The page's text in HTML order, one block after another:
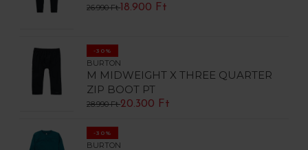
26.990 Ft 18.900 Ft
-30%
BURTON
M MIDWEIGHT X THREE QUARTER
ZIP BOOT PT
28.990 Ft20.300 Ft
-30%
BURTON